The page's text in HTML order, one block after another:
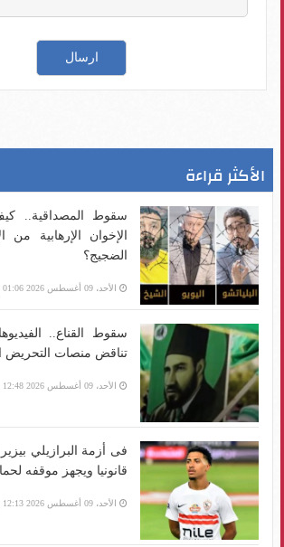
الأكثر قراءة
سقوط المصداقية..
الإخوان الإرهابية من
الضجيج؟
الأحد، 09 أغسطس 2026 01:06 م
سقوط القناع..
تناقض منصات التحريض
الأحد، 09 أغسطس 2026 12:48 م
فى أزمة البرازيلي
قانونيا ويجهز موقفه
الأحد، 09 أغسطس 2026 12:13 م